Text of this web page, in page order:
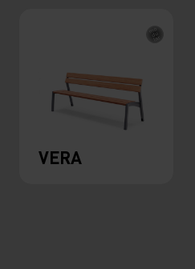
VERA